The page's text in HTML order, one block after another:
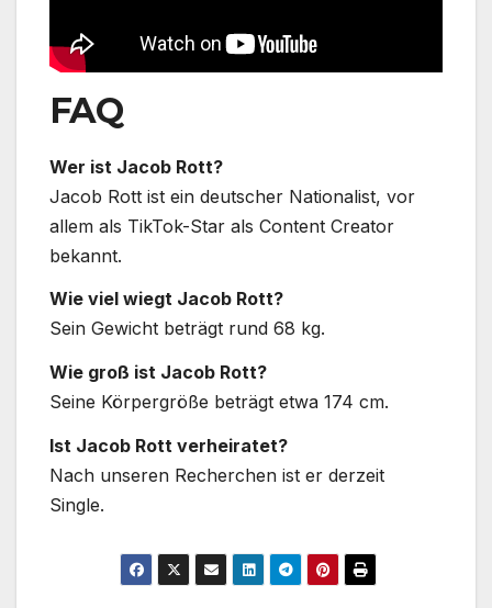
FAQ
Wer ist Jacob Rott?
Jacob Rott ist ein deutscher Nationalist, vor
allem als TikTok-Star als Content Creator
bekannt.
Wie viel wiegt Jacob Rott?
Sein Gewicht beträgt rund 68 kg.
Wie groß ist Jacob Rott?
Seine Körpergröße beträgt etwa 174 cm.
Ist Jacob Rott verheiratet?
Nach unseren Recherchen ist er derzeit
Single.